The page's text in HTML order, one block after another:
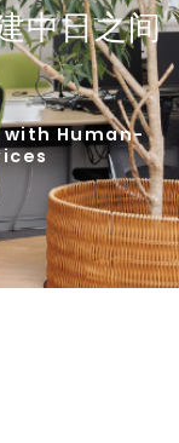
中日之间
with Human-